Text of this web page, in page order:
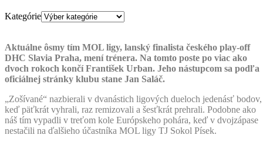
Kategórie
Aktuálne ôsmy tím MOL ligy, lanský finalista českého play-off
DHC Slavia Praha, mení trénera. Na tomto poste po viac ako
dvoch rokoch končí František Urban. Jeho nástupcom sa podľa
oficiálnej stránky klubu stane Jan Saláč.
„Zošívané“ nazbierali v dvanástich ligových dueloch jedenásť bodov,
keď päťkrát vyhrali, raz remizovali a šesťkrát prehrali. Podobne ako
náš tím vypadli v treťom kole Európskeho pohára, keď v dvojzápase
nestačili na ďalšieho účastníka MOL ligy TJ Sokol Písek.